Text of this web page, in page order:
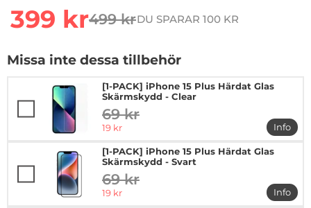
rea pris
399 krtidigare pris
499 krDU SPARAR 100 KR
Missa inte dessa tillbehör
[1-PACK] iPhone 15 Plus Härdat Glas
Skärmskydd - Clear
tidigare pris
69 kr
rea pris
19 kr
Info
mer
[1-PACK] iPhone 15 Plus Härdat Glas
Skärmskydd - Svart
tidigare pris
69 kr
rea pris
19 kr
Info
mer